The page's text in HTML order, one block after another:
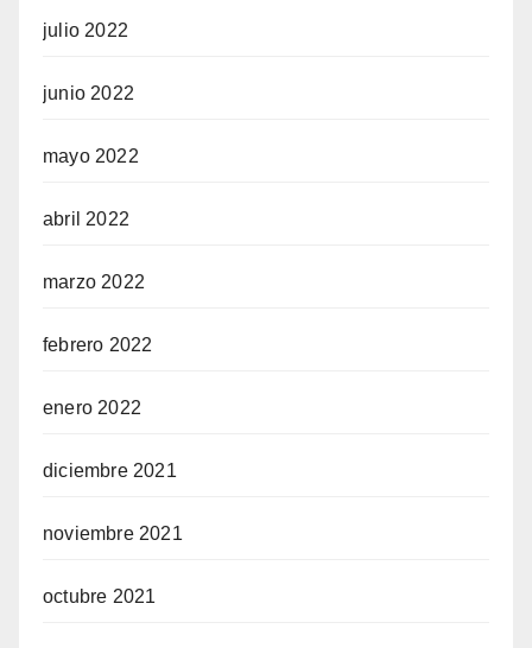
julio 2022
junio 2022
mayo 2022
abril 2022
marzo 2022
febrero 2022
enero 2022
diciembre 2021
noviembre 2021
octubre 2021